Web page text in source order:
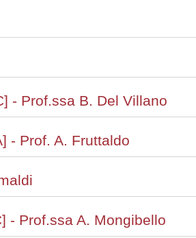
- Prof.ssa B. Del Villano
- Prof. A. Fruttaldo
- Prof.ssa A. Mongibello